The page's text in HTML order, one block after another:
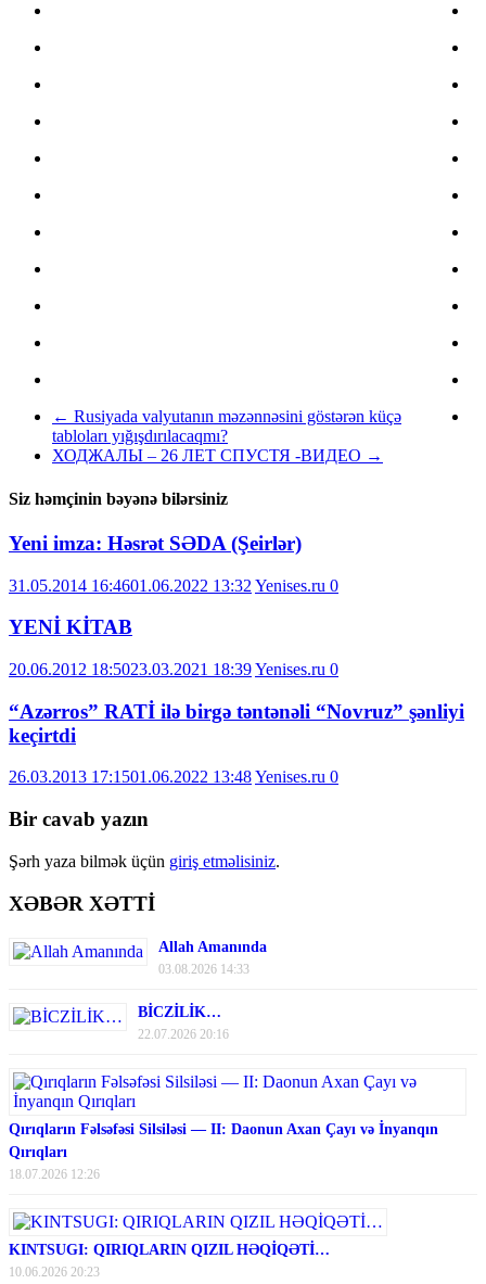
← Rusiyada valyutanın məzənnəsini göstərən küçə
tabloları yığışdırılacaqmı?
ХОДЖАЛЫ – 26 ЛЕТ СПУСТЯ -ВИДЕО →
Siz həmçinin bəyənə bilərsiniz
Yeni imza: Həsrət SƏDA (Şeirlər)
31.05.2014 16:4601.06.2022 13:32 Yenises.ru 0
YENİ KİTAB
20.06.2012 18:5023.03.2021 18:39Yenises.ru 0
“Azərros” RATİ ilə birgə təntənəli “Novruz” şənliyi
keçirtdi
26.03.2013 17:1501.06.2022 13:48Yenises.ru 0
Bir cavab yazın
Şərh yaza bilmək üçün giriş etməlisiniz.
XƏBƏR XƏTTİ
Allah Amanında
03.08.2026 14:33
BİCZİLİK…
22.07.2026 20:16
Qırıqların Fəlsəfəsi Silsiləsi — II: Daonun Axan Çayı və İnyanqın
Qırıqları
18.07.2026 12:26
KINTSUGI: QIRIQLARIN QIZIL HƏQİQƏTİ…
10.06.2026 20:23